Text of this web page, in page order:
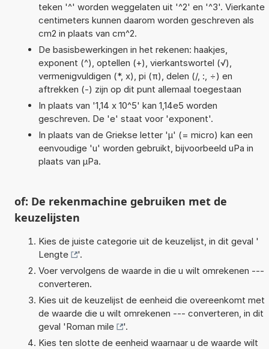
teken '^' worden weggelaten uit '^2' en '^3'. Vierkante
centimeters kunnen daarom worden geschreven als
cm2 in plaats van cm^2.
De basisbewerkingen in het rekenen: haakjes,
exponent (^), optellen (+), vierkantswortel (√),
vermenigvuldigen (*, x), pi (π), delen (/, :, ÷) en
aftrekken (-) zijn op dit punt allemaal toegestaan
In plaats van '1,14 x 10^5' kan 1,14e5 worden
geschreven. De 'e' staat voor 'exponent'.
In plaats van de Griekse letter 'µ' (= micro) kan een
eenvoudige 'u' worden gebruikt, bijvoorbeeld uPa in
plaats van µPa.
of: De rekenmachine gebruiken met de
keuzelijsten
Kies de juiste categorie uit de keuzelijst, in dit geval '
Lengte
'.
Voer vervolgens de waarde in die u wilt omrekenen ---
converteren.
Kies uit de keuzelijst de eenheid die overeenkomt met
de waarde die u wilt omrekenen --- converteren, in dit
geval 'Roman mile
'.
Kies ten slotte de eenheid waarnaar u de waarde wilt